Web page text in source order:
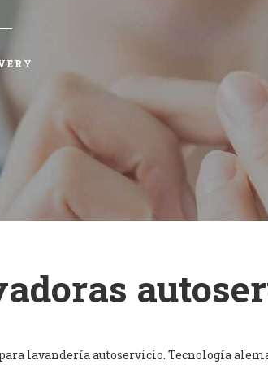
lavandería autoservicio. Tecnología